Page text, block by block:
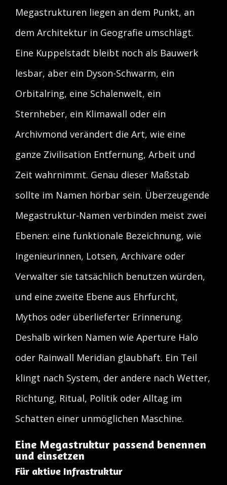
Megastrukturen liegen an dem Punkt, an
dem Architektur in Geografie umschlägt.
Eine Kuppelstadt bleibt noch als Bauwerk
lesbar, aber ein Dyson-Schwarm, ein
Orbitalring, eine Schalenwelt, ein
Sternheber, ein Klimawall oder ein
Archivmond verändert die Art, wie eine
ganze Zivilisation Entfernung, Arbeit und
Zeit wahrnimmt. Genau dieser Maßstab
sollte im Namen hörbar sein. Überzeugende
Megastruktur-Namen verbinden meist zwei
Ebenen: eine funktionale Bezeichnung, wie
Ingenieurinnen, Lotsen, Archivare oder
Verwalter sie tatsächlich benutzen würden,
und eine zweite Ebene aus Ehrfurcht,
Mythos oder überlieferter Erinnerung.
Deshalb wirken Namen wie Aperture Halo
oder Rainwall Meridian glaubhaft. Ein Teil
klingt nach System, der andere nach Wetter,
Richtung, Ritual, Politik oder Alltag im
Schatten einer unmöglichen Maschine.
Eine Megastruktur passend benennen
und einsetzen
Für aktive Infrastruktur